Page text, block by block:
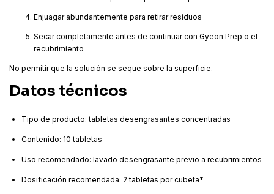
Enjuagar abundantemente para retirar residuos
Secar completamente antes de continuar con Gyeon Prep o el
recubrimiento
No permitir que la solución se seque sobre la superficie.
Datos técnicos
Tipo de producto: tabletas desengrasantes concentradas
Contenido: 10 tabletas
Uso recomendado: lavado desengrasante previo a recubrimientos
Dosificación recomendada: 2 tabletas por cubeta*